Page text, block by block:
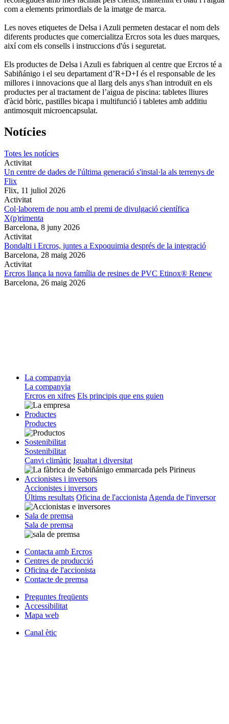
com a elements primordials de la imatge de marca.
Les noves etiquetes de Delsa i Azuli permeten destacar el nom dels
diferents productes que comercialitza Ercros sota les dues marques,
així com els consells i instruccions d'ús i seguretat.
Els productes de Delsa i Azuli es fabriquen al centre que Ercros té a
Sabiñánigo i el seu departament d’R+D+I és el responsable de les
millores i innovacions que al llarg dels anys s'han introduït en els
productes per al tractament de l’aigua de piscina: tabletes lliures
d'àcid bòric, pastilles bicapa i multifunció i tabletes amb additiu
antimosquit microencapsulat.
Notícies
Totes les notícies
Activitat
Un centre de dades de l'última generació s'instal·la als terrenys de
Flix
Flix, 11 juliol 2026
Activitat
Col·laborem de nou amb el premi de divulgació científica
X(p)rimenta
Barcelona, 8 juny 2026
Activitat
Bondalti i Ercros, juntes a Expoquimia després de la integració
Barcelona, 28 maig 2026
Activitat
Ercros llança la nova família de resines de PVC Etinox® Renew
Barcelona, 26 maig 2026
La companyia
La companyia
Ercros en xifres Els principis que ens guien
Productes
Productes
Sostenibilitat
Sostenibilitat
Canvi climàtic Igualtat i diversitat
Accionistes i inversors
Accionistes i inversors
Últims resultats Oficina de l'accionista Agenda de l'inversor
Sala de premsa
Sala de premsa
Contacta amb Ercros
Centres de producció
Oficina de l'accionista
Contacte de premsa
Preguntes freqüents
Accessibilitat
Mapa web
Canal ètic